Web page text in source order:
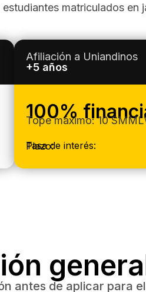
matriculados en
Afiliación a Uniandinos
+5 años
100%
Tope máximo: 10
Tasa de interés:
Plazo:
antes de aplicar para